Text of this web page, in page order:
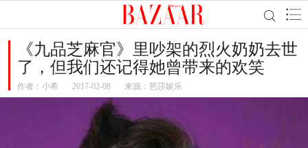
《九品芝麻官》里吵架的烈火奶奶去世
了，但我们还记得她曾带来的欢笑
作者： 小希 2017-02-08 来源：芭莎娱乐